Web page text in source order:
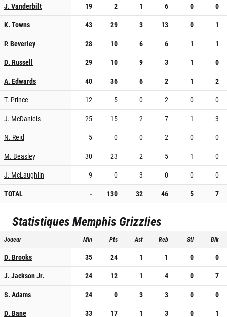
J. Vanderbilt 19 2 1 6 0
0
K. Towns
43 29 3 13 0
1
P. Beverley
28 10 6 6 1
1
D. Russell
29 10 9 3 1
0
A. Edwards
40 36 6 2 1
2
T. Prince
12 5 0 2 0
0
J. McDaniels
25 15 2 7 1
3
N. Reid
5 0 0 2 0
0
M. Beasley
30 23 2 5 1
0
J. McLaughlin
9 0 3 0 0
0
TOTAL
- 130 32 46 5 7
StatistiquesMemphis Grizzlies
Joueur Min Pts Ast Reb Stl Blk
D. Brooks 35 24 1 1 0
0
J. Jackson Jr.
24 12 1 4 0
7
S. Adams
24 0 3 3 0
0
D. Bane
33 17 1 3 0
1